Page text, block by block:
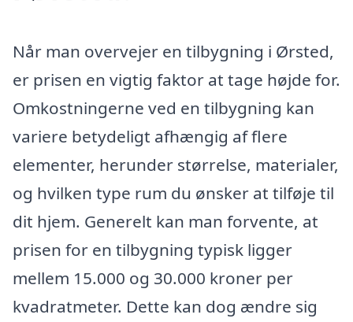
Når man overvejer en tilbygning i Ørsted,
er prisen en vigtig faktor at tage højde for.
Omkostningerne ved en tilbygning kan
variere betydeligt afhængig af flere
elementer, herunder størrelse, materialer,
og hvilken type rum du ønsker at tilføje til
dit hjem. Generelt kan man forvente, at
prisen for en tilbygning typisk ligger
mellem 15.000 og 30.000 kroner per
kvadratmeter. Dette kan dog ændre sig